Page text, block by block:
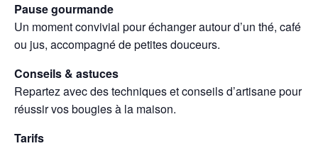
Pause gourmande
Un moment convivial pour échanger autour d’un thé, café
ou jus, accompagné de petites douceurs.
Conseils & astuces
Repartez avec des techniques et conseils d’artisane pour
réussir vos bougies à la maison.
Tarifs